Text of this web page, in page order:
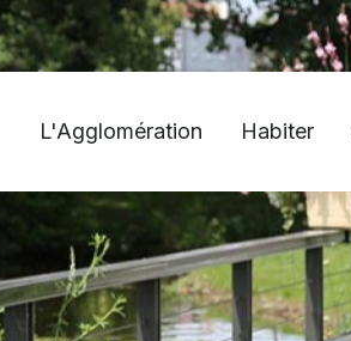
L'Agglomération Habiter